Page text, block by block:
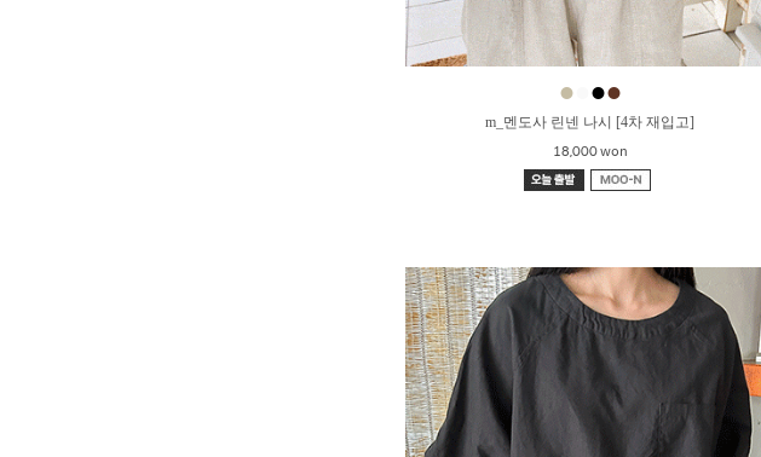
● ●●
m_멘도사 린넨 나시 [4차 재입고]
18,000 won